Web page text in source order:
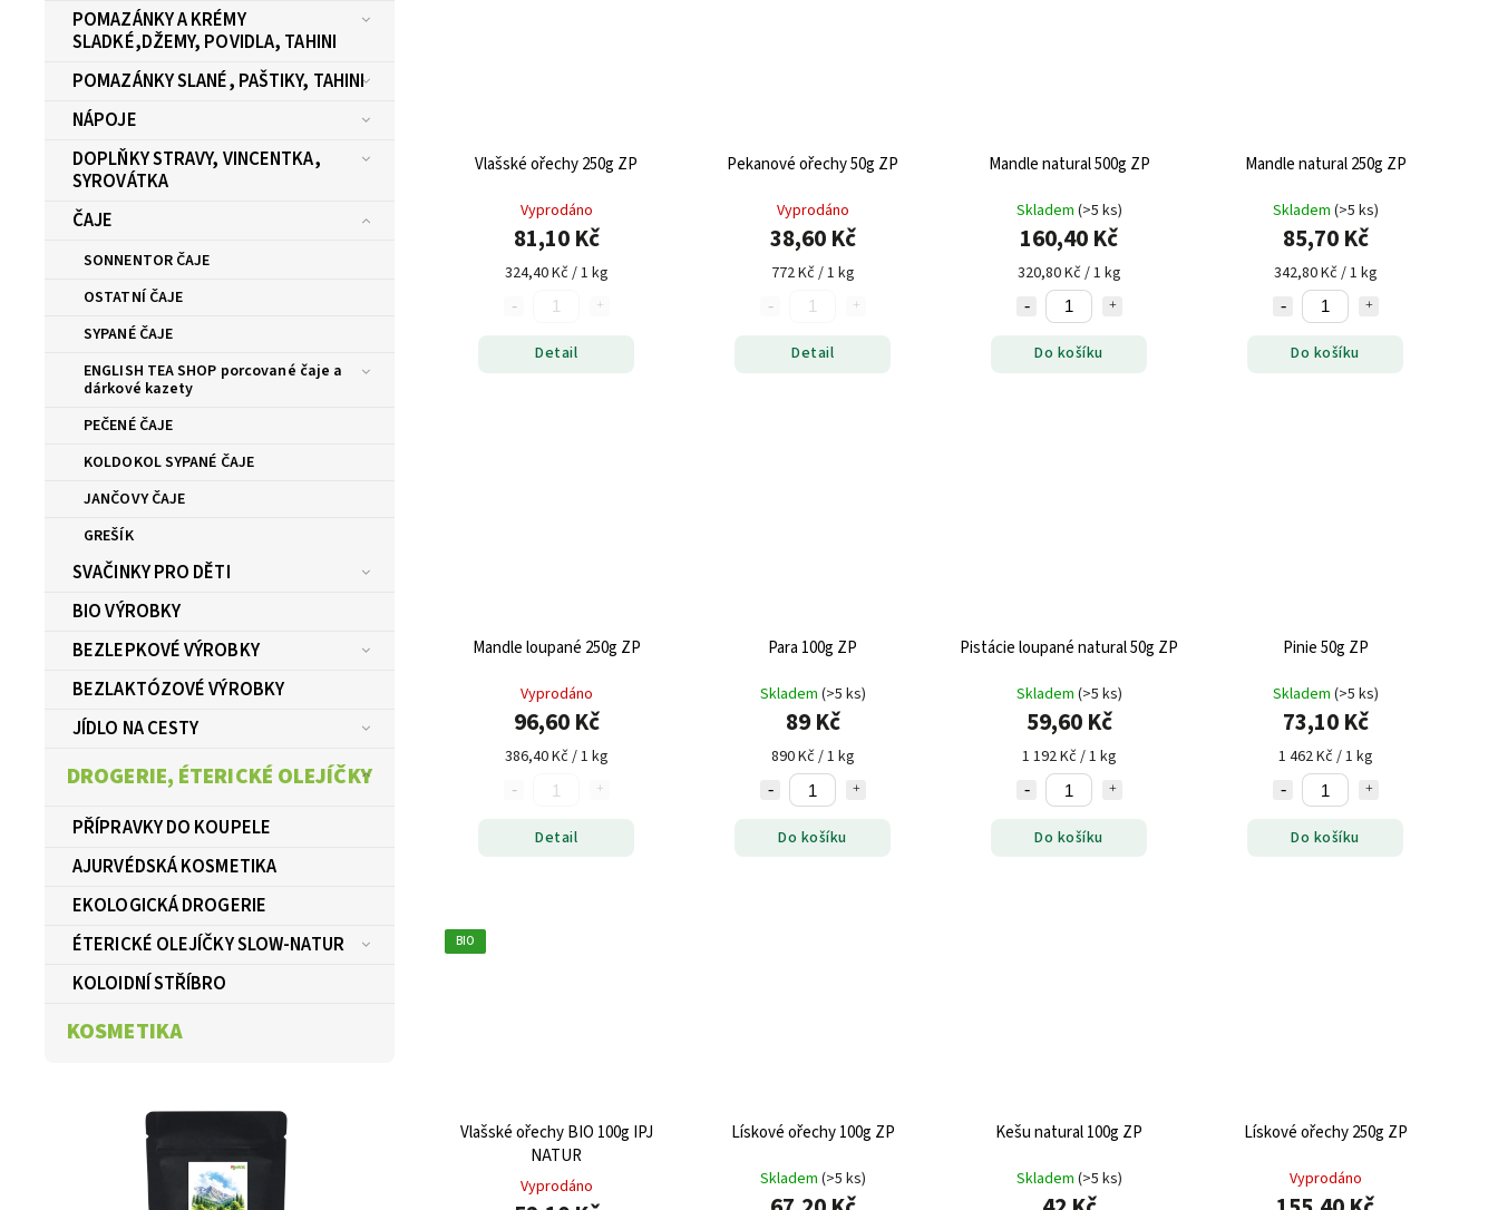
POMAZÁNKY A KRÉMY
SLADKÉ,DŽEMY, POVIDLA, TAHINI
POMAZÁNKY SLANÉ, PAŠTIKY, TAHINI
NÁPOJE
DOPLŇKY STRAVY, VINCENTKA,
SYROVÁTKA
ČAJE
SONNENTOR ČAJE
OSTATNÍ ČAJE
SYPANÉ ČAJE
ENGLISH TEA SHOP porcované čaje a
dárkové kazety
PEČENÉ ČAJE
KOLDOKOL SYPANÉ ČAJE
JANČOVY ČAJE
GREŠÍK
SVAČINKY PRO DĚTI
BIO VÝROBKY
BEZLEPKOVÉ VÝROBKY
BEZLAKTÓZOVÉ VÝROBKY
JÍDLO NA CESTY
DROGERIE, ÉTERICKÉ OLEJÍČKY
PŘÍPRAVKY DO KOUPELE
AJURVÉDSKÁ KOSMETIKA
EKOLOGICKÁ DROGERIE
ÉTERICKÉ OLEJÍČKY SLOW-NATUR
KOLOIDNÍ STŘÍBRO
KOSMETIKA
Vlašské ořechy 250g ZP
Vyprodáno
81,10 Kč
324,40 Kč / 1 kg
Detail
Pekanové ořechy 50g ZP
Vyprodáno
38,60 Kč
772 Kč / 1 kg
Detail
Mandle natural 500g ZP
Skladem (>5 ks)
160,40 Kč
320,80 Kč / 1 kg
Do košíku
Mandle natural 250g ZP
Skladem (>5 ks)
85,70 Kč
342,80 Kč / 1 kg
Do košíku
Mandle loupané 250g ZP
Vyprodáno
96,60 Kč
386,40 Kč / 1 kg
Detail
Para 100g ZP
Skladem (>5 ks)
89 Kč
890 Kč / 1 kg
Do košíku
Pistácie loupané natural 50g ZP
Skladem (>5 ks)
59,60 Kč
1 192 Kč / 1 kg
Do košíku
Pinie 50g ZP
Skladem (>5 ks)
73,10 Kč
1 462 Kč / 1 kg
Do košíku
BIO
Vlašské ořechy BIO 100g IPJ
NATUR
Vyprodáno
Lískové ořechy 100g ZP
Skladem (>5 ks)
Kešu natural 100g ZP
Skladem (>5 ks)
Lískové ořechy 250g ZP
Vyprodáno